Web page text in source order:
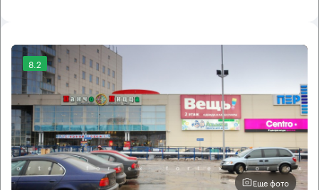
8.2
Еще фото